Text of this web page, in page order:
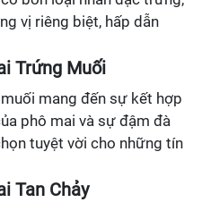
vị riêng biệt, hấp dẫn
Trứng Muối
mang đến sự kết hợp
phô mai và sự đậm đà
tuyệt vời cho những tín
Tan Chảy